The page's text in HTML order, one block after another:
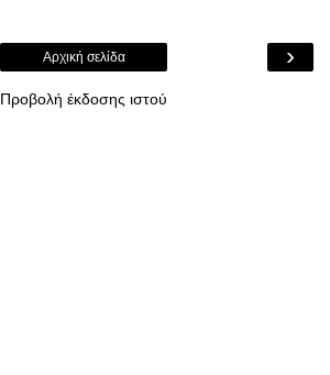
›
Αρχική σελίδα
Προβολή έκδοσης ιστού